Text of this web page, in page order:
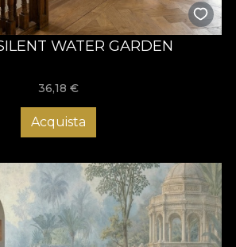
WATER GARDEN
36,18 €
Acquista